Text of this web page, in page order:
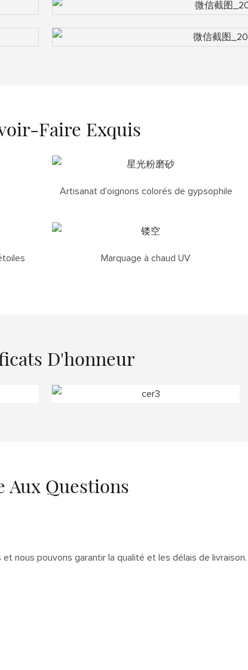
Faire Exquis
Artisanat d'oignons colorés de gypsophile
Marquage à chaud UV
D'honneur
Aux Questions
nous pouvons garantir la qualité et les délais de livraison.